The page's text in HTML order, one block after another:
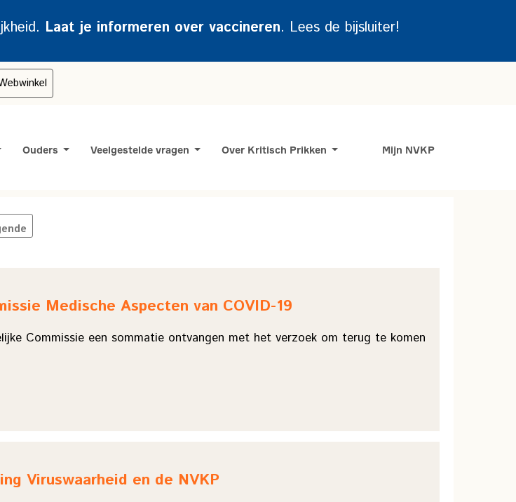
Laat je informeren over vaccineren. Lees de bijsluiter!
Ouders Veelgestelde vragen Over Kritisch Prikken Mijn NVKP
Medische Aspecten van COVID-19
Commissie een sommatie ontvangen met het verzoek om terug te komen
Viruswaarheid en de NVKP